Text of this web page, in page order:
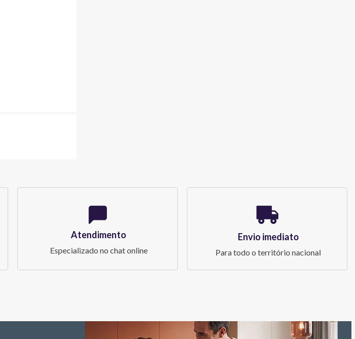
Atendimento
Especializado no chat online
Envio imediato
Para todo o território nacional